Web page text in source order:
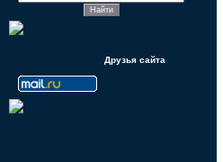
Друзья сайта